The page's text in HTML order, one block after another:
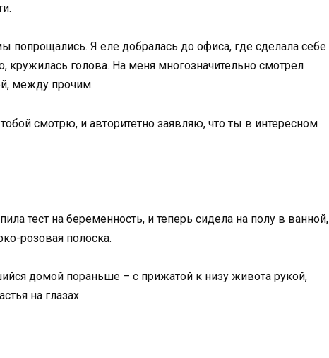
попрощались. Я еле добралась до офиса, где сделала себе
голова. На меня многозначительно смотрел
между прочим.
смотрю, и авторитетно заявляю, что ты в интересном
тест на беременность, и теперь сидела на полу в ванной,
розовая полоска.
домой пораньше – с прижатой к низу живота рукой,
на глазах.